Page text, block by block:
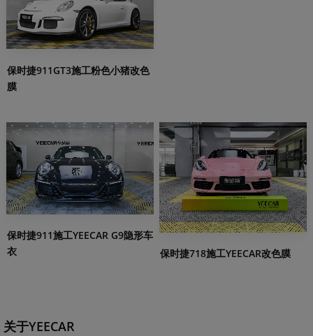
保时捷911GT3施工粉色小猪改色
膜
保时捷911施工YEECAR G9隐形车
衣
保时捷718施工YEECAR改色膜
关于YEECAR